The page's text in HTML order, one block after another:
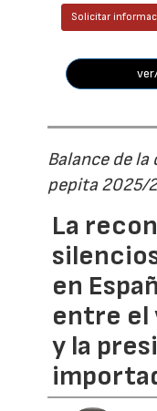
Solicitar
Balance de
pepita 2025/
La
en
entre el
y la